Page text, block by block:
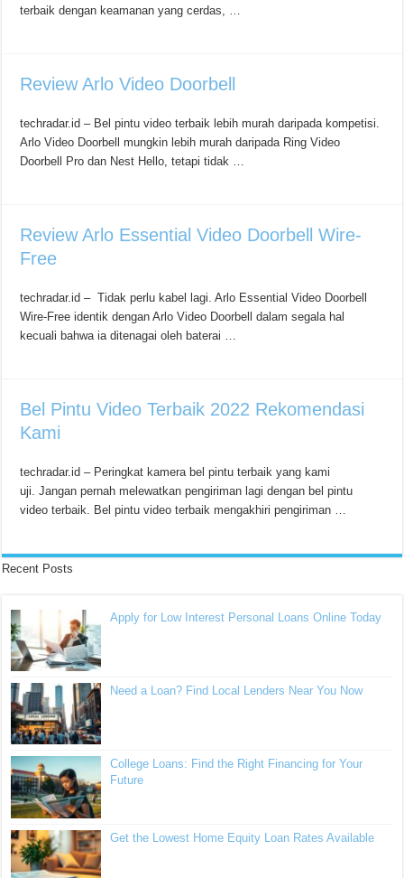
terbaik dengan keamanan yang cerdas, …
Review Arlo Video Doorbell
techradar.id – Bel pintu video terbaik lebih murah daripada kompetisi.
Arlo Video Doorbell mungkin lebih murah daripada Ring Video
Doorbell Pro dan Nest Hello, tetapi tidak …
Review Arlo Essential Video Doorbell Wire-
Free
techradar.id – Tidak perlu kabel lagi. Arlo Essential Video Doorbell
Wire-Free identik dengan Arlo Video Doorbell dalam segala hal
kecuali bahwa ia ditenagai oleh baterai …
Bel Pintu Video Terbaik 2022 Rekomendasi
Kami
techradar.id – Peringkat kamera bel pintu terbaik yang kami
uji. Jangan pernah melewatkan pengiriman lagi dengan bel pintu
video terbaik. Bel pintu video terbaik mengakhiri pengiriman …
Recent Posts
Apply for Low Interest Personal Loans Online Today
Need a Loan? Find Local Lenders Near You Now
College Loans: Find the Right Financing for Your
Future
Get the Lowest Home Equity Loan Rates Available